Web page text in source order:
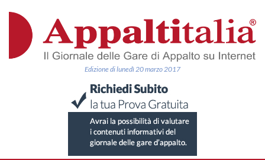
Edizione di lunedì 20 marzo 2017